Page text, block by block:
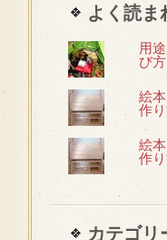
よく読ま
用
び方
絵
作
絵
作
カテゴリ